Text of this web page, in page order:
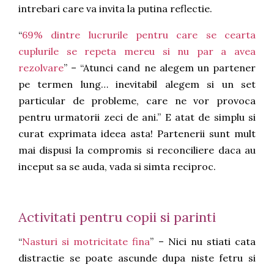
intrebari care va invita la putina reflectie.
“69% dintre lucrurile pentru care se cearta
cuplurile se repeta mereu si nu par a avea
rezolvare” – “Atunci cand ne alegem un partener
pe termen lung… inevitabil alegem si un set
particular de probleme, care ne vor provoca
pentru urmatorii zeci de ani.” E atat de simplu si
curat exprimata ideea asta! Partenerii sunt mult
mai dispusi la compromis si reconciliere daca au
inceput sa se auda, vada si simta reciproc.
Activitati pentru copii si parinti
“Nasturi si motricitate fina” – Nici nu stiati cata
distractie se poate ascunde dupa niste fetru si